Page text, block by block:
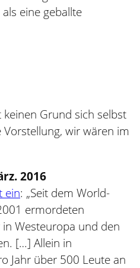
eine geballte
keinen Grund sich selbst
wir wären im
2016
ein: „Seit dem World-
ermordeten
Westeuropa und den
[…] Allein in
Jahr über 500 Leute an